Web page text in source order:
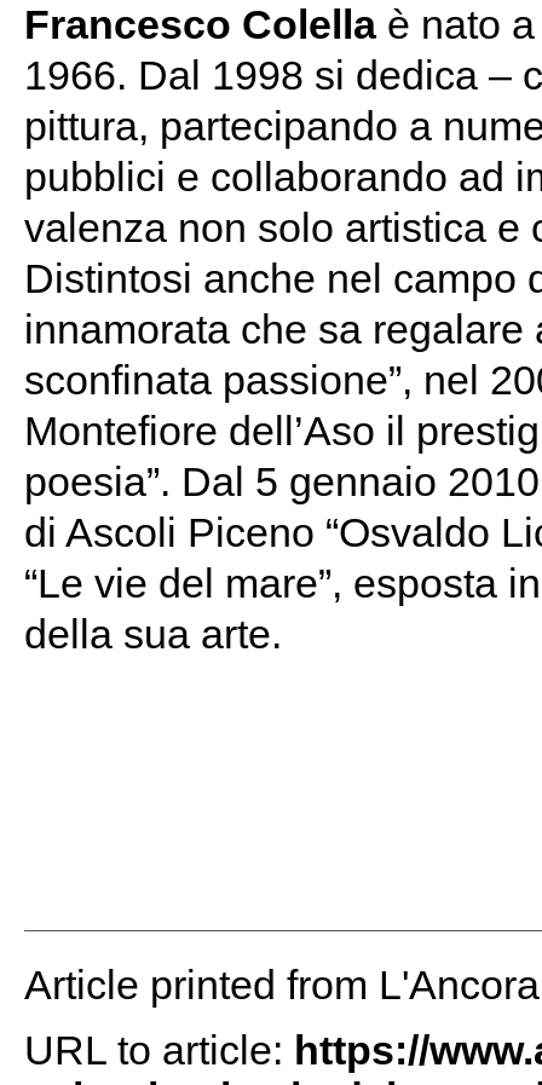
Francesco Colellaè nato a
1966. Dal 1998 si dedica –
pittura, partecipando a
pubblici e collaborando ad
valenza non solo artistica e
Distintosi anche nel campo
innamorata che sa
sconfinata passione”, nel
Montefiore dell’Aso il
poesia”. Dal 5 gennaio
di Ascoli Piceno “Osvaldo
“Le vie del mare”, esposta
della sua arte.
Article printed from
URL to article: https://